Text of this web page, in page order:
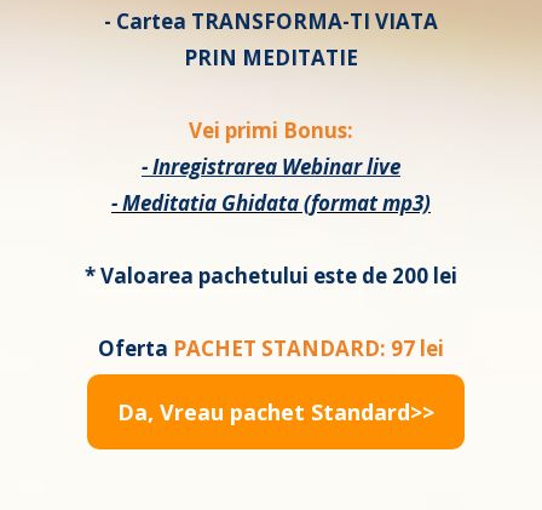
- Cartea TRANSFORMA-TI VIATA
PRIN MEDITATIE
Vei primi Bonus:
- Inregistrarea Webinar live
- Meditatia Ghidata (format mp3)
* Valoarea pachetului este de 200 lei
Oferta PACHET STANDARD: 97 lei
Da, Vreau pachet Standard>>